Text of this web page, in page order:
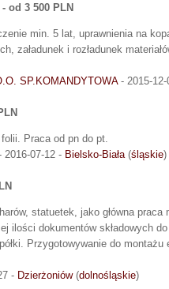
- od 3 500 PLN
min. 5 lat, uprawnienia na
załadunek i rozładunek
SP.KOMANDYTOWA- 2015-
Praca od pn do pt.
2016-07-12 - Bielsko-Biała (śląskie)
statuetek, jako główna
ilości dokumentów składowych
Przygotowywanie do
- Dzierżoniów(dolnośląskie)